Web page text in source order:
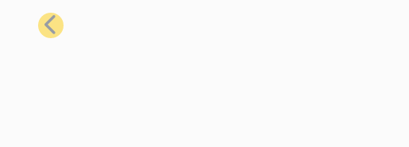
ກ່ອນໜ້າ